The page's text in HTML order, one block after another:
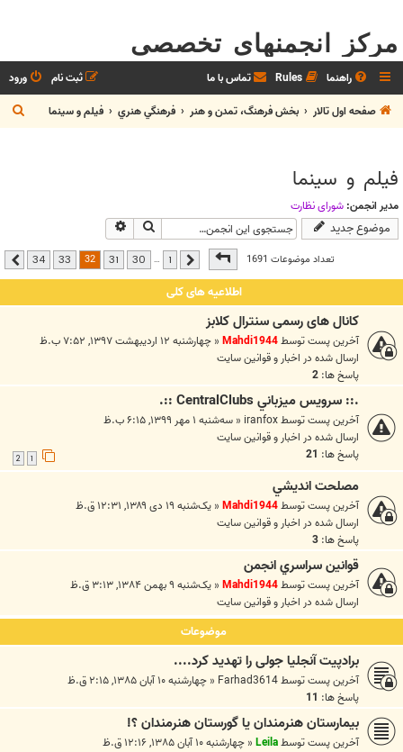
مرکز انجمنهای تخصصی
راهنما Rules تماس با ما ورود
ثبت نام
صفحه اول تالار
بخش فرهنگ، تمدن و هنر فرهنگي هنري فيلم و سينما
ج
س
فيلم و سينما
مدیر انجمن: شوراي نظارت
موضوع جدید جستجو
تعداد موضوعات 1691صفحه32 از34 قبلی …
30
31
32
33
34 بعدی
اطلاعیه های کلی
کانال های رسمی سنترال کلابز
آخرین پست توسطMahdi1944
« چهارشنبه ۱۲ اردیبهشت ۱۳۹۷, ۷:۵۲ ب.ظ
ارسال شده در اخبار و قوانين سايت
پاسخ ها: 2
.:: سرويس ميزباني CentralClubs ::.
آخرین پست توسطiranfox
« سه‌شنبه ۱ مهر ۱۳۹۹, ۶:۱۵ ب.ظ
ارسال شده در اخبار و قوانين سايت
پاسخ ها: 21
مصلحت انديشي
آخرین پست توسطMahdi1944
« یک‌شنبه ۱۹ دی ۱۳۸۹, ۱۲:۳۱ ق.ظ
ارسال شده در اخبار و قوانين سايت
پاسخ ها: 3
قوانين سراسري انجمن
آخرین پست توسطMahdi1944
« یک‌شنبه ۹ بهمن ۱۳۸۴, ۳:۱۳ ق.ظ
ارسال شده در اخبار و قوانين سايت
موضوعات
برادپیت آنجلیا جولی را تهدید کرد....
آخرین پست توسطFarhad3614
« چهارشنبه ۱۰ آبان ۱۳۸۵, ۲:۱۵ ق.ظ
پاسخ ها: 11
بيمارستان هنرمندان يا گورستان هنرمندان ؟!
آخرین پست توسطLeila
« چهارشنبه ۱۰ آبان ۱۳۸۵, ۱۲:۱۶ ق.ظ